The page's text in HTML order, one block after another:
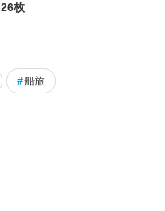
26枚
#船旅